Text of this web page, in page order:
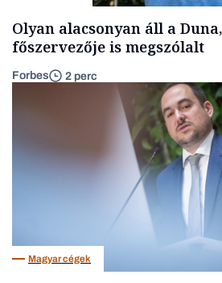
Olyan alacsonyan áll a
főszervezője is megszólalt
Forbes 2 perc
Magyar cégek